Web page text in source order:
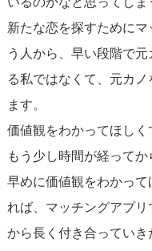
多くの女性は、早い段階
て警戒心を持つか、重
すにしても、相手がど
かを見極め、適切なタ
しょう。過去の経験から
長したかなど、 ポジテ
誤解を避ける上で効果的
新たな恋を探すために
う人から、早い段階で
る私ではなくて、元カ
ます。
価値観をわかってほしく
もう少し時間が経ってか
早めに価値観をわかっ
れば、マッチングアプ
から長く付き合ってい